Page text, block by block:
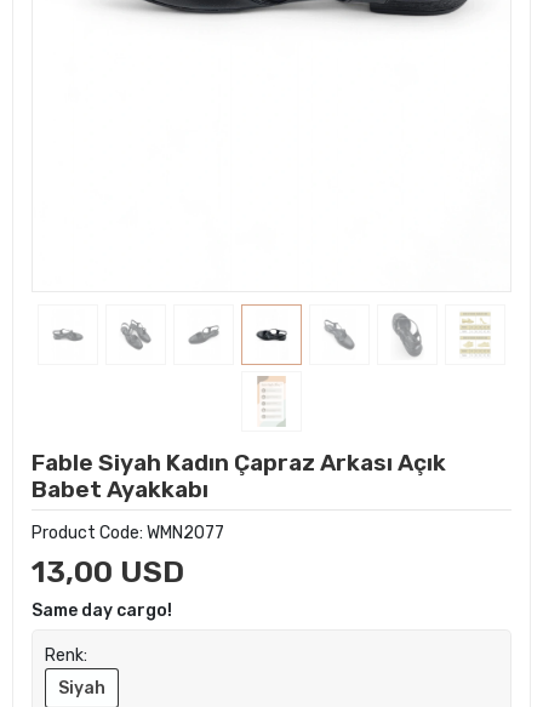
Fable Siyah Kadın Çapraz Arkası Açık
Babet Ayakkabı
Product Code: WMN2077
13,00 USD
Same day cargo!
Renk:
Siyah